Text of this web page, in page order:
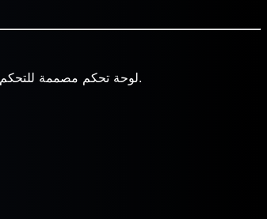
، لوحة تحكم مصممة للتحكم في طابعات ثلاثية الأبعاد وإدارتها بشكل مريح وواضح ومن أي مكان.